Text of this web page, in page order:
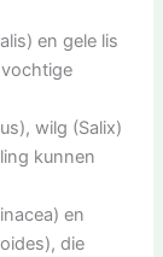
en gele lis
wilg (Salix)
kunnen
en
die